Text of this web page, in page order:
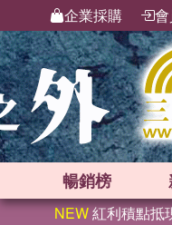
企業採購
暢銷榜
NEW紅利積點抵